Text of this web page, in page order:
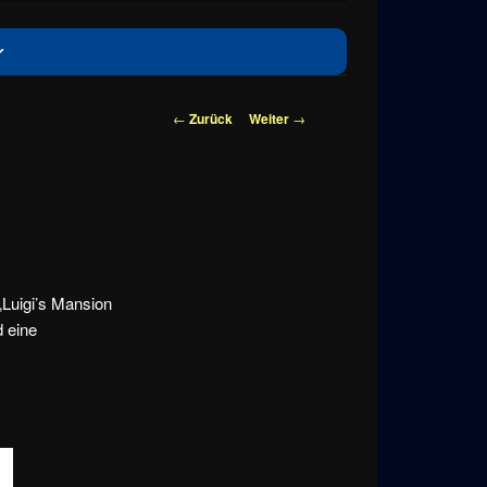
Beitragsnavigation
← Zurück Weiter →
Mansion
eine